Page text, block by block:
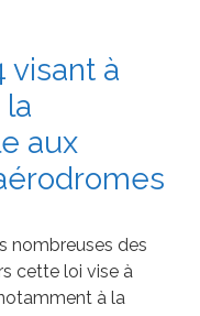
visant à
aux
nombreuses des
cette loi vise à
à la